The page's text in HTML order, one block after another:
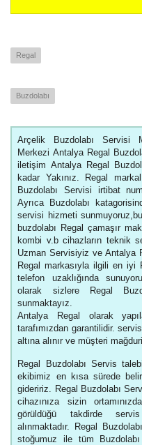
Regal
Buzdolabı
Arçelik Buzdolabı Servisi
Merkezi Antalya Regal
iletişim Antalya Regal
kadar Yakınız. Regal
Buzdolabı Servisi irtibat
Ayrıca Buzdolabı
servisi hizmeti
buzdolabı Regal çamaşır
kombi v.b cihazların teknik
Uzman Servisiyiz ve Antalya
Regal markasıyla ilgili en
telefon uzaklığında
olarak sizlere Regal
sunmaktayız.
Antalya Regal olarak
tarafımızdan garantilidir.
altına alınır ve müşteri
Regal Buzdolabı Servis
ekibimiz en kısa sürede
gideririz. Regal Buzdolabı
cihazınıza sizin
görüldüğü takdirde
alınmaktadır. Regal
stoğumuz ile tüm